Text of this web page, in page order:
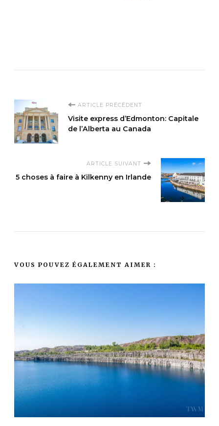
Navigation
d'article
ARTICLE PRÉCÉDENT
Visite express d’Edmonton: Capitale
de l’Alberta au Canada
ARTICLE SUIVANT
5 choses à faire à Kilkenny en Irlande
VOUS POUVEZ ÉGALEMENT AIMER :